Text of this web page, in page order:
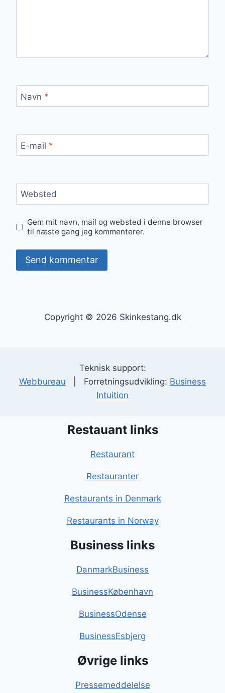
Navn *
E-mail *
Websted
Gem mit navn, mail og websted i denne browser
til næste gang jeg kommenterer.
Copyright © 2026 Skinkestang.dk
Teknisk support:
Webbureau | Forretningsudvikling: Business
Intuition
Restauant links
Restaurant
Restauranter
Restaurants in Denmark
Restaurants in Norway
Business links
DanmarkBusiness
BusinessKøbenhavn
BusinessOdense
BusinessEsbjerg
Øvrige links
Pressemeddelelse